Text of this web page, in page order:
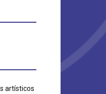
artísticos